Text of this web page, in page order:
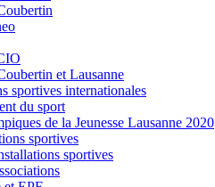
et Lausanne
sportives internationales
du sport
de la Jeunesse Lausanne 2020
sportives
sportives